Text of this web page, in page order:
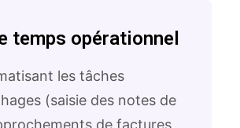
temps opérationnel
les tâches
(saisie des notes de
de factures,